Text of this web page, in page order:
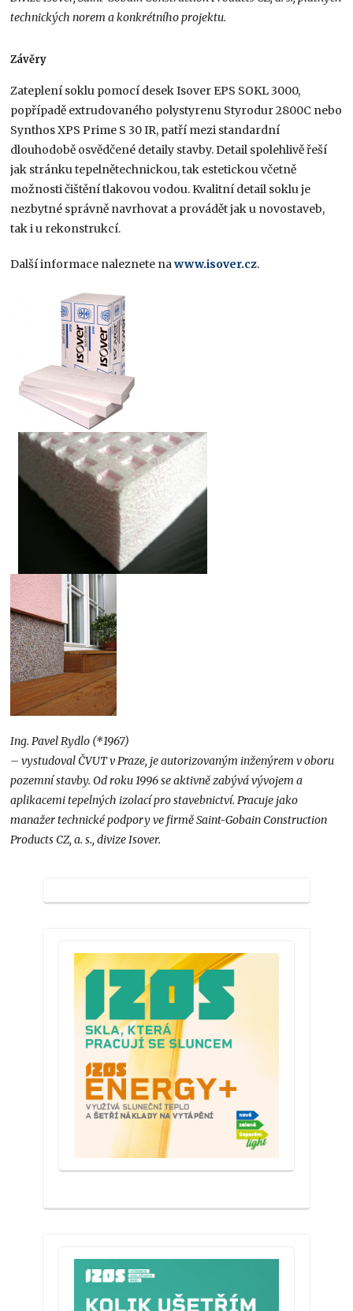
technických norem a konkrétního projektu.
Závěry
Zateplení soklu pomocí desek Isover EPS SOKL 3000,
popřípadě extrudovaného polystyrenu Styrodur 2800C nebo
Synthos XPS Prime S 30 IR, patří mezi standardní
dlouhodobě osvědčené detaily stavby. Detail spolehlivě řeší
jak stránku tepelnětechnickou, tak estetickou včetně
možnosti čištění tlakovou vodou. Kvalitní detail soklu je
nezbytné správně navrhovat a provádět jak u novostaveb,
tak i u rekonstrukcí.
Další informace naleznete nawww.isover.cz.
Ing. Pavel Rydlo (*1967)
– vystudoval ČVUT v Praze, je autorizovaným inženýrem v oboru
pozemní stavby. Od roku 1996 se aktivně zabývá vývojem a
aplikacemi tepelných izolací pro stavebnictví. Pracuje jako
manažer technické podpory ve firmě Saint-Gobain Construction
Products CZ, a. s., divize Isover.